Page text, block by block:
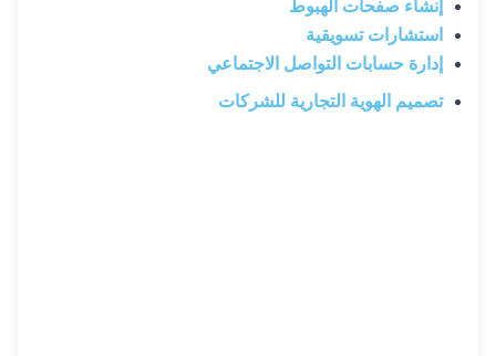
إنشاء صفحات الهبوط
استشارات تسويقية
إدارة حسابات التواصل الاجتماعي
تصميم الهوية التجارية للشركات